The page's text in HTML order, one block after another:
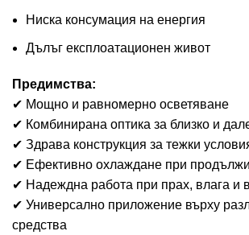
Ниска консумация на енергия
Дълъг експлоатационен живот
Предимства:
✔ Мощно и равномерно осветяване
✔ Комбинирана оптика за близко и
✔ Здрава конструкция за тежки
✔ Ефективно охлаждане при
✔ Надеждна работа при прах, влага и
✔ Универсално приложение върху
средства